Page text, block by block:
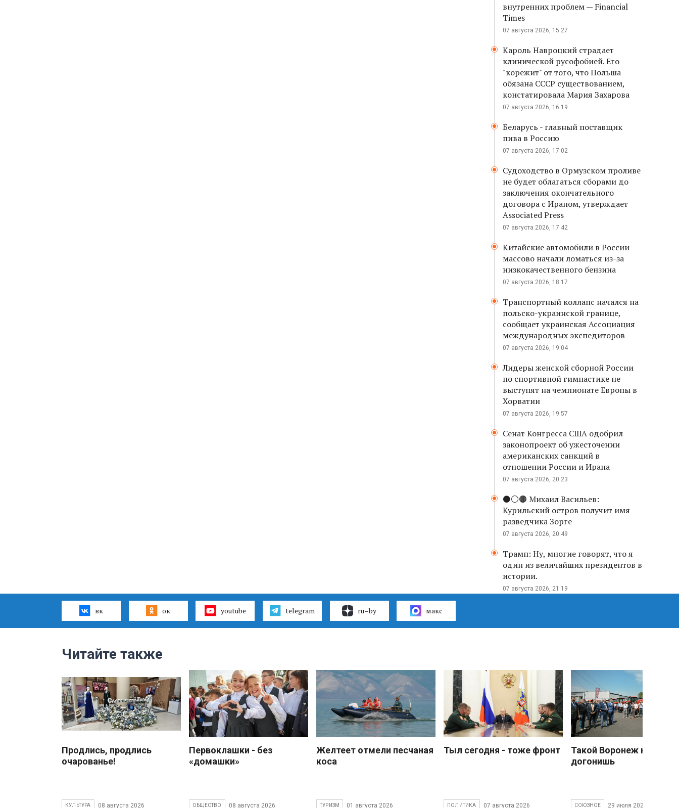
внутренних проблем — Financial
Times
07 августа 2026, 15:27
Кароль Навроцкий страдает
клинической русофобией. Его
"корежит" от того, что Польша
обязана СССР существованием,
констатировала Мария Захарова
07 августа 2026, 16:19
Беларусь - главный поставщик
пива в Россию
07 августа 2026, 17:02
Судоходство в Ормузском проливе
не будет облагаться сборами до
заключения окончательного
договора с Ираном, утверждает
Associated Press
07 августа 2026, 17:42
Китайские автомобили в России
массово начали ломаться из-за
низкокачественного бензина
07 августа 2026, 18:17
Транспортный коллапс начался на
польско-украинской границе,
сообщает украинская Ассоциация
международных экспедиторов
07 августа 2026, 19:04
Лидеры женской сборной России
по спортивной гимнастике не
выступят на чемпионате Европы в
Хорватии
07 августа 2026, 19:57
Сенат Конгресса США одобрил
законопроект об ужесточении
американских санкций в
отношении России и Ирана
07 августа 2026, 20:23
⚫️⚪️🟤 Михаил Васильев:
Курильский остров получит имя
разведчика Зорге
07 августа 2026, 20:49
Трамп: Ну, многие говорят, что я
один из величайших президентов в
истории.
07 августа 2026, 21:19
вк ок youtube telegram ru–by макс
Читайте также
Продлись, продлись
очарованье!
КУЛЬТУРА 08 августа 2026
Первоклашки - без
«домашки»
ОБЩЕСТВО 08 августа 2026
Желтеет отмели песчаная
коса
ТУРИЗМ 01 августа 2026
Тыл сегодня - тоже фронт
ПОЛИТИКА 07 августа 2026
Такой Воронеж не
догонишь
СОЮЗНОЕ 29 июля 2026